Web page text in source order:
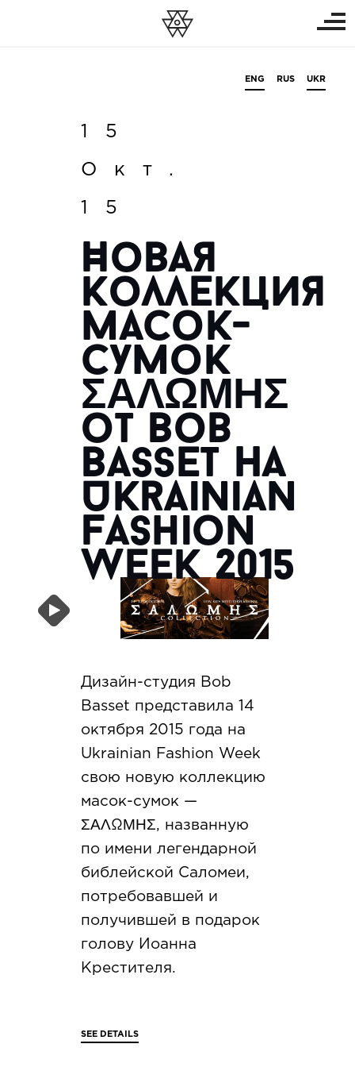
ENG RUS UKR
15
Окт.
15
Новая
коллекция
масок-
сумок
ΣΑΛΩΜΗΣ
от Bob
Basset на
Ukrainian
Fashion
Week 2015
Дизайн-студия Bob
Basset представила 14
октября 2015 года на
Ukrainian Fashion Week
свою новую коллекцию
масок-сумок —
ΣΑΛΩΜΗΣ, названную
по имени легендарной
библейской Саломеи,
потребовавшей и
получившей в подарок
голову Иоанна
Крестителя.
SEE DETAILS